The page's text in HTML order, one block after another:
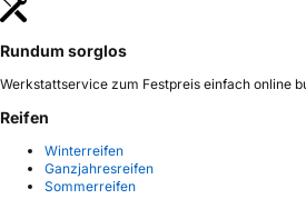
Rundum sorglos
Werkstattservice zum Festpreis einfach online
Reifen
Winterreifen
Ganzjahresreifen
Sommerreifen